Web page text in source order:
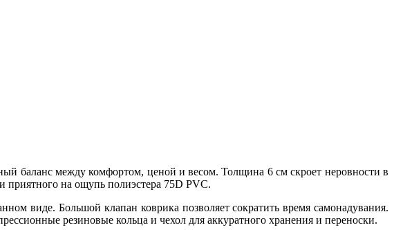
баланс между комфортом, ценой и весом. Толщина 6 см скроет неровности в
приятного на ощупь полиэстера 75D PVC.
виде. Большой клапан коврика позволяет сократить время самонадувания.
резиновые кольца и чехол для аккуратного хранения и переноски.